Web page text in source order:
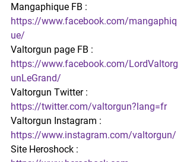
Mangaphique FB :
https://www.facebook.com/mangaphiq
ue/
Valtorgun page FB :
https://www.facebook.com/LordValtorg
unLeGrand/
Valtorgun Twitter :
https://twitter.com/valtorgun?lang=fr
Valtorgun Instagram :
https://www.instagram.com/valtorgun/
Site Heroshock :